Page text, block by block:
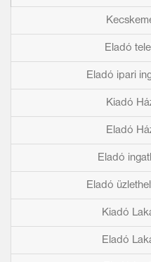
Eladó
Eladó ipari
Kiadó
Eladó
Eladó
Eladó
Kiadó
Eladó